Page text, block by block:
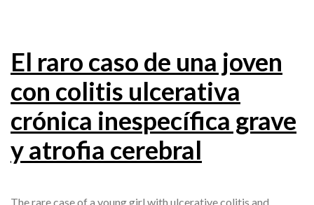
El raro caso de una joven
con colitis ulcerativa
crónica inespecífica grave
y atrofia cerebral
The rare case of a young girl with ulcerative colitis and